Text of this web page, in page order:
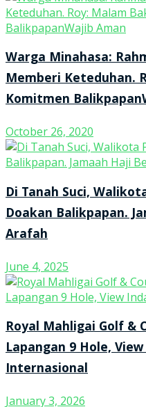
Warga Minahasa:
Memberi Keteduhan.
Komitmen
October 26, 2020
Di Tanah Suci,
Doakan Balikpapan.
Arafah
June 4, 2025
Royal Mahligai Golf &
Lapangan 9 Hole,
Internasional
January 3, 2026